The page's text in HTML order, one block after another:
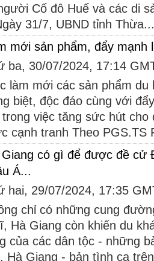
Cố đô Huế và các di
31/7, UBND tỉnh Thừa...
mới sản phẩm, đẩy mạnh
ba, 30/07/2024, 17:14
làm mới các sản phẩm du
biệt, độc đáo cùng với
việc tăng sức hút
cạnh tranh Theo PGS.TS
Giang có gì để được đề cử
Á...
hai, 29/07/2024, 17:35
chỉ có những cung
Hà Giang còn khiến du
của các dân tộc - những
Hà Giang - bản tình ca